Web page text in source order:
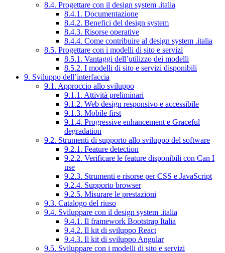
8.4. Progettare con il design system .italia
8.4.1. Documentazione
8.4.2. Benefici del design system
8.4.3. Risorse operative
8.4.4. Come contribuire al design system .italia
8.5. Progettare con i modelli di sito e servizi
8.5.1. Vantaggi dell’utilizzo dei modelli
8.5.2. I modelli di sito e servizi disponibili
9. Sviluppo dell’interfaccia
9.1. Approccio allo sviluppo
9.1.1. Attività preliminari
9.1.2. Web design responsivo e accessibile
9.1.3. Mobile first
9.1.4. Progressive enhancement e Graceful
degradation
9.2. Strumenti di supporto allo sviluppo del software
9.2.1. Feature detection
9.2.2. Verificare le feature disponibili con Can I
use
9.2.3. Strumenti e risorse per CSS e JavaScript
9.2.4. Supporto browser
9.2.5. Misurare le prestazioni
9.3. Catalogo del riuso
9.4. Sviluppare con il design system .italia
9.4.1. Il framework Bootstrap Italia
9.4.2. Il kit di sviluppo React
9.4.3. Il kit di sviluppo Angular
9.5. Sviluppare con i modelli di sito e servizi